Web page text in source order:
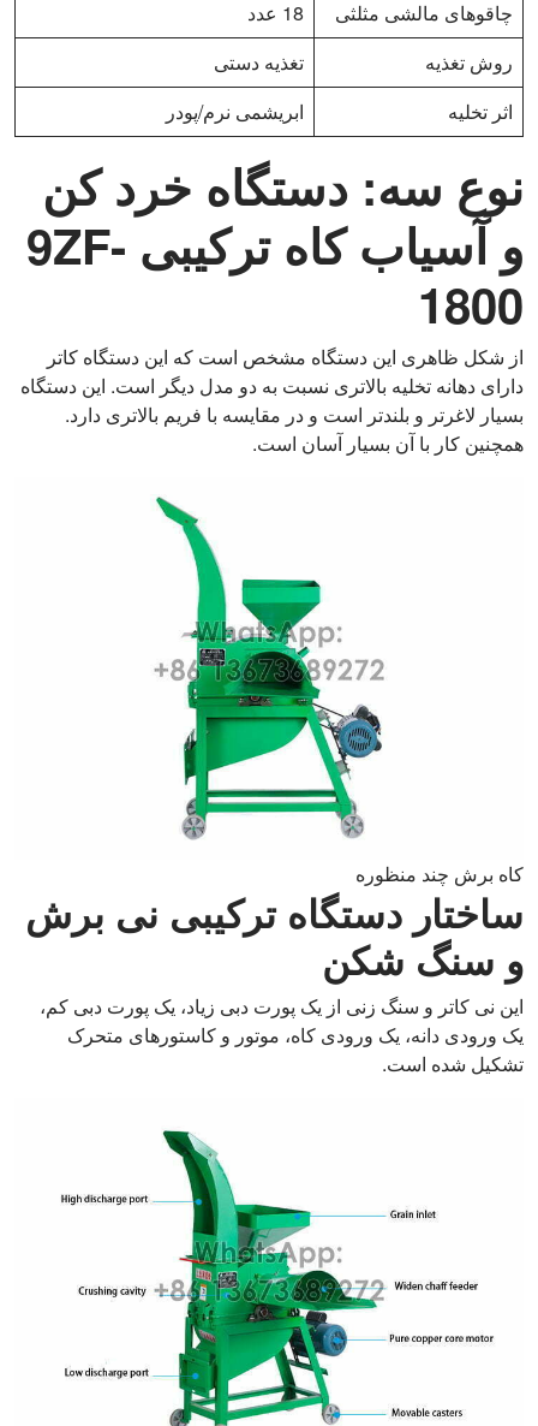
چاقوهای مالشی مثلثی
18 عدد
روش تغذیه
تغذیه دستی
اثر تخلیه
ابریشمی نرم/پودر
نوع سه: دستگاه خرد کن
و آسیاب کاه ترکیبی 9ZF-
1800
از شکل ظاهری این دستگاه مشخص است که این دستگاه کاتر
دارای دهانه تخلیه بالاتری نسبت به دو مدل دیگر است. این دستگاه
بسیار لاغرتر و بلندتر است و در مقایسه با فریم بالاتری دارد.
همچنین کار با آن بسیار آسان است.
کاه برش چند منظوره
ساختار دستگاه ترکیبی نی برش
و سنگ شکن
این نی کاتر و سنگ زنی از یک پورت دبی زیاد، یک پورت دبی کم،
یک ورودی دانه، یک ورودی کاه، موتور و کاستورهای متحرک
تشکیل شده است.